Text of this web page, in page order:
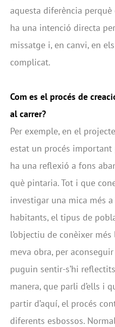
aquesta diferència
ha una intenció directa
missatge i, en canvi, en
complicat.
Com es el procés de
al carrer?
Per exemple, en el
estat un procés
ha una reflexió a fons
què pintaria. Tot i que
investigar una mica més
habitants, el tipus de
l’objectiu de conèixer
meva obra, per
puguin sentir-s’hi
manera, que parli d’ells i
partir d’aquí, el procés
diferents esbossos.